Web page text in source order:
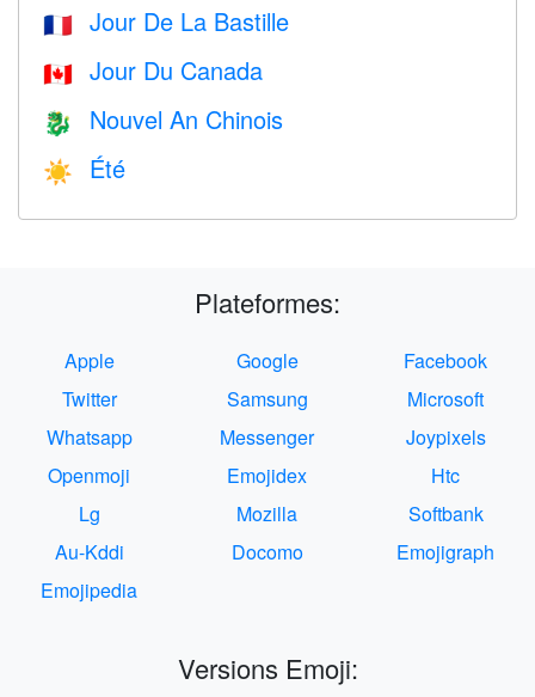
🇫🇷 Jour De La Bastille
🇨🇦 Jour Du Canada
🐉 Nouvel An Chinois
☀️ Été
Plateformes:
Apple Google
Facebook
Twitter
Samsung
Microsoft
Whatsapp
Messenger
Joypixels
Openmoji
Emojidex
Htc
Lg
Mozilla
Softbank
Au-Kddi
Docomo
Emojigraph
Emojipedia
Versions Emoji: